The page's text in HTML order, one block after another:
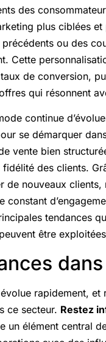
des
plus ciblées
ou des
Cette
de conversion,
qui résonnent
continue
se démarquer
vente bien
des clients.
de nouveaux
constant
tendances
être
rapidement, et
ce secteur. Restez
un élément central